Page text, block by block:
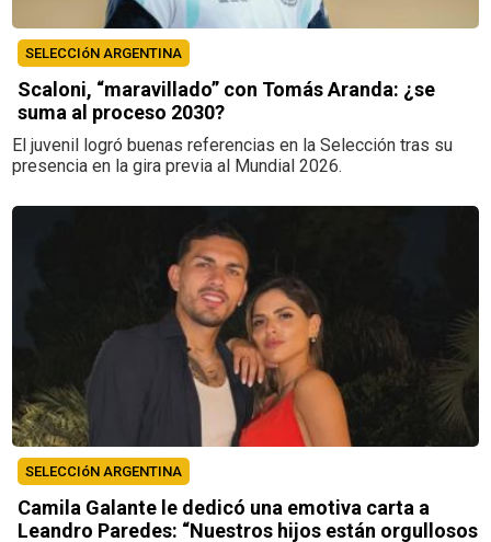
SELECCIóN ARGENTINA
Scaloni, “maravillado” con Tomás Aranda: ¿se
suma al proceso 2030?
El juvenil logró buenas referencias en la Selección tras su
presencia en la gira previa al Mundial 2026.
SELECCIóN ARGENTINA
Camila Galante le dedicó una emotiva carta a
Leandro Paredes: “Nuestros hijos están orgullosos